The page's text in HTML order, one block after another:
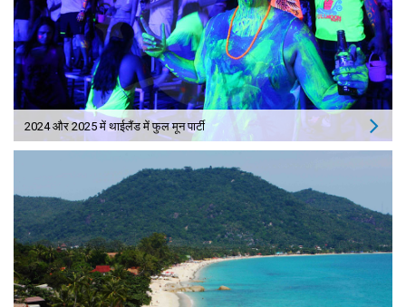
2024 और 2025 में थाईलैंड में फुल मून पार्टी